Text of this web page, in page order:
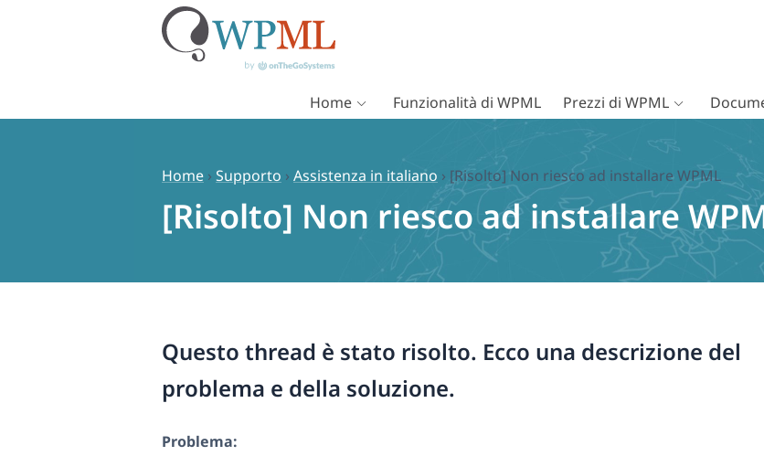
Home Funzionalità di WPML Prezzi di WPML
Home › Supporto › Assistenza in italiano › [Risolto] Non riesco ad installare WPML
[Risolto] Non riesco ad installare
Questo thread è stato risolto. Ecco una descrizione del
problema e della soluzione.
Problema: